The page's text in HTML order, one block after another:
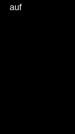
zu einer Reihe